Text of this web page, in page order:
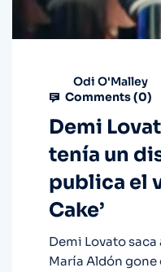
Odi O'Malley
Comments (0)
Demi
tenía un
publica el
Cake’
Demi Lovato saca
María Aldón